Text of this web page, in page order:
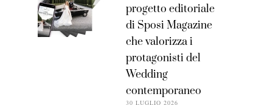
progetto editoriale
di Sposi Magazine
che valorizza i
protagonisti del
Wedding
contemporaneo
30 LUGLIO 2026